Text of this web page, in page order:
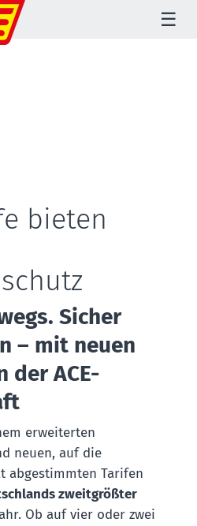
☰
bieten
Sicher
– mit neuen
der ACE-
erweiterten
neuen, auf die
abgestimmten Tarifen
zweitgrößter
Ob auf vier oder zwei